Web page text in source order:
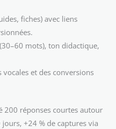
fiches) avec liens
(30–60 mots), ton didactique,
vocales et des conversions
200 réponses courtes autour
+24 % de captures via